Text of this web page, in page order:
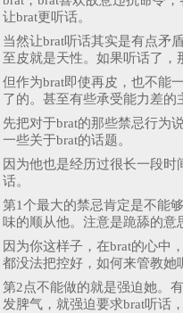
让brat更听话。
当然让brat听话其实是有点矛
至皮就是天性。如果听话了，
但作为brat即使再皮，也不能
了的。甚至有些承受能力差的
先把对于brat的那些禁忌行为
一些关于brat的话题。
因为他也是经历过很长一段
话。
第1个最大的禁忌肯定是不能
味的顺从他。注意是跪舔的意
因为你这样子，在brat的心中
都没法把控好，如何来管教她
第2点不能做的就是强迫她。
发脾气，就强迫要求brat听话